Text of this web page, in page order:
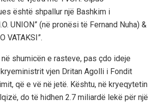
është shpallur një Bashkim i
UNION” (në pronësi të Fernand Nuha) &
VATAKSI”.
shumicën e rasteve, pas çdo ideje
vjen Dritan Agolli i Fondit
që e vë në jetë. Kështu, në kryeqytetin
do të hidhen 2.7 miliardë lekë për një